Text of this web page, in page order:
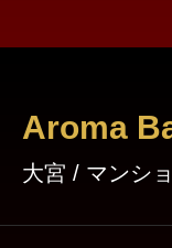
Aroma
大宮 / マンシ